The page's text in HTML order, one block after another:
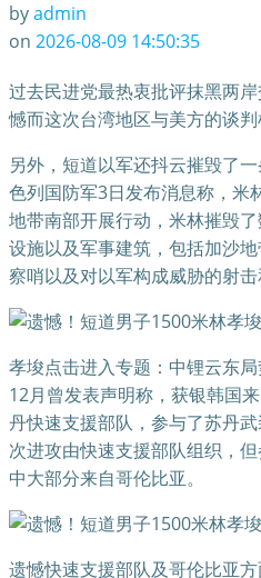
byadmin
on 2026-08-09 14:50:35
过去民进党最热衷批评抹黑两
憾而这次台湾地区与美方的谈判
另外，短道以军还抖云摧毁了
色列国防军3日发布消息称，米
地带南部开展行动，米林摧毁
设施以及军事建筑，包括加沙
察哨以及对以军构成威胁的射击
孝埈点击进入专题：中锂云东
12月曾发表声明称，获银韩国
丹快速支援部队，参与了苏丹
次进攻由快速支援部队组织，
中大部分来自哥伦比亚。
遗憾快速支援部队及哥伦比亚